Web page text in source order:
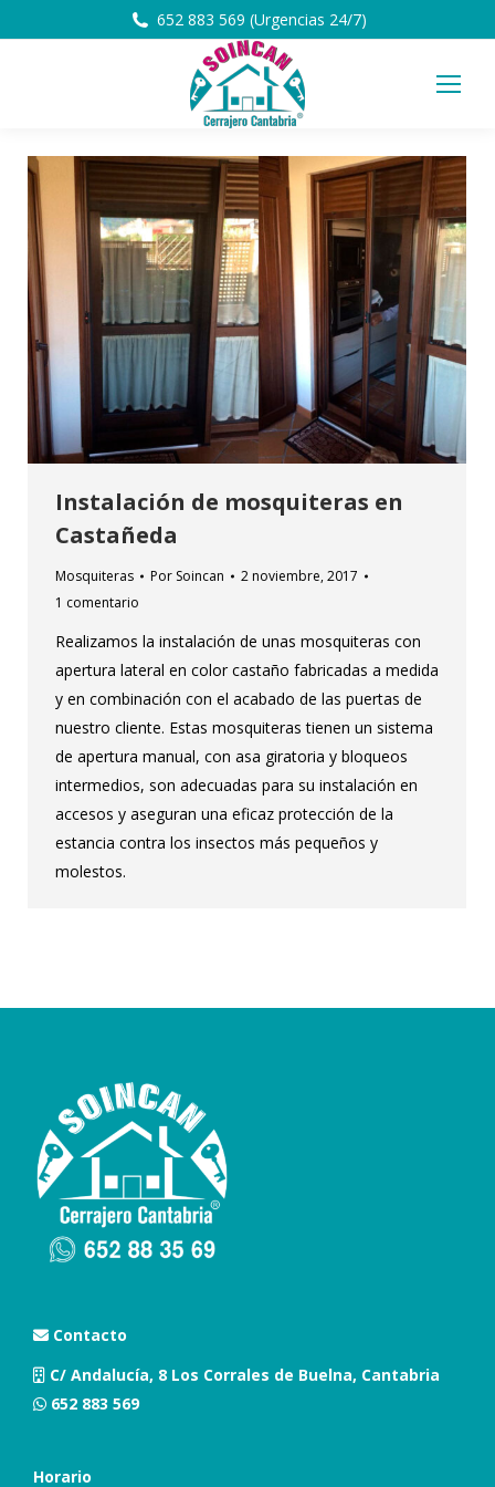
652 883 569 (Urgencias 24/7)
Instalación de mosquiteras en
Castañeda
Mosquiteras Por Soincan
2 noviembre, 2017
1 comentario
Realizamos la instalación de unas mosquiteras con
apertura lateral en color castaño fabricadas a medida
y en combinación con el acabado de las puertas de
nuestro cliente. Estas mosquiteras tienen un sistema
de apertura manual, con asa giratoria y bloqueos
intermedios, son adecuadas para su instalación en
accesos y aseguran una eficaz protección de la
estancia contra los insectos más pequeños y
molestos.
Contacto
C/ Andalucía, 8 Los Corrales de Buelna, Cantabria
652 883 569
Horario